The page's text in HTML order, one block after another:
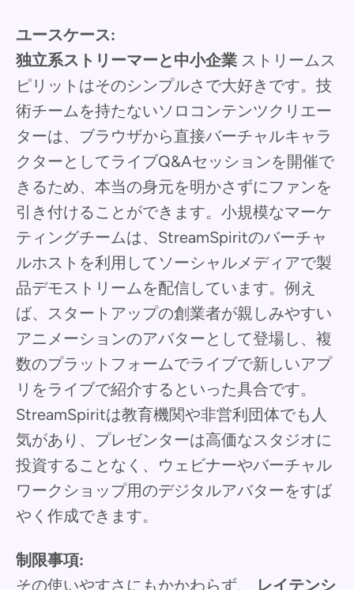
ユースケース:
独立系ストリーマーと中小企業 ストリームス
ピリットはそのシンプルさで大好きです。技
術チームを持たないソロコンテンツクリエー
ターは、ブラウザから直接バーチャルキャラ
クターとしてライブQ&Aセッションを開催で
きるため、本当の身元を明かさずにファンを
引き付けることができます。小規模なマーケ
ティングチームは、StreamSpiritのバーチャ
ルホストを利用してソーシャルメディアで製
品デモストリームを配信しています。例え
ば、スタートアップの創業者が親しみやすい
アニメーションのアバターとして登場し、複
数のプラットフォームでライブで新しいアプ
リをライブで紹介するといった具合です。
StreamSpiritは教育機関や非営利団体でも人
気があり、プレゼンターは高価なスタジオに
投資することなく、ウェビナーやバーチャル
ワークショップ用のデジタルアバターをすば
やく作成できます。
制限事項:
その使いやすさにもかかわらず、
レイテンシ